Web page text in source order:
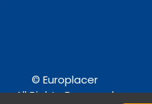
© Europlacer
All Rights Reserved